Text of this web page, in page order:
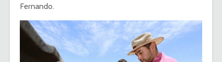
Fernando.